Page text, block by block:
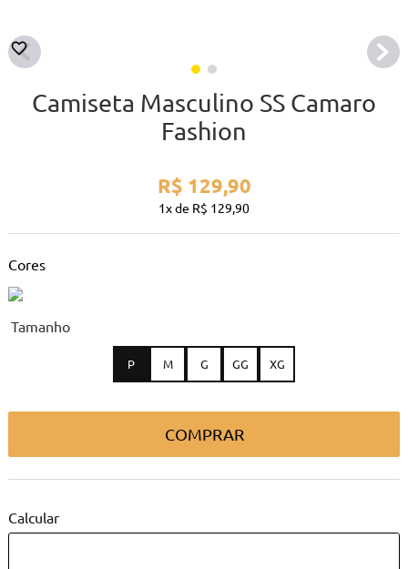
Camiseta Masculino SS Camaro
Fashion
R$ 129,90
1 R$ 129,90
Cores
tamanho
P M G GG XG
COMPRAR